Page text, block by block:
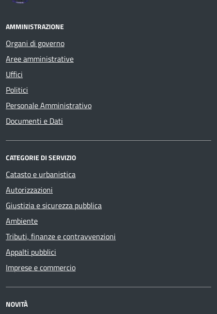
AMMINISTRAZIONE
Organi di governo
Aree amministrative
Uffici
Politici
Personale Amministrativo
Documenti e Dati
CATEGORIE DI SERVIZIO
Catasto e urbanistica
Autorizzazioni
Giustizia e sicurezza pubblica
Ambiente
Tributi, finanze e contravvenzioni
Appalti pubblici
Imprese e commercio
NOVITÀ